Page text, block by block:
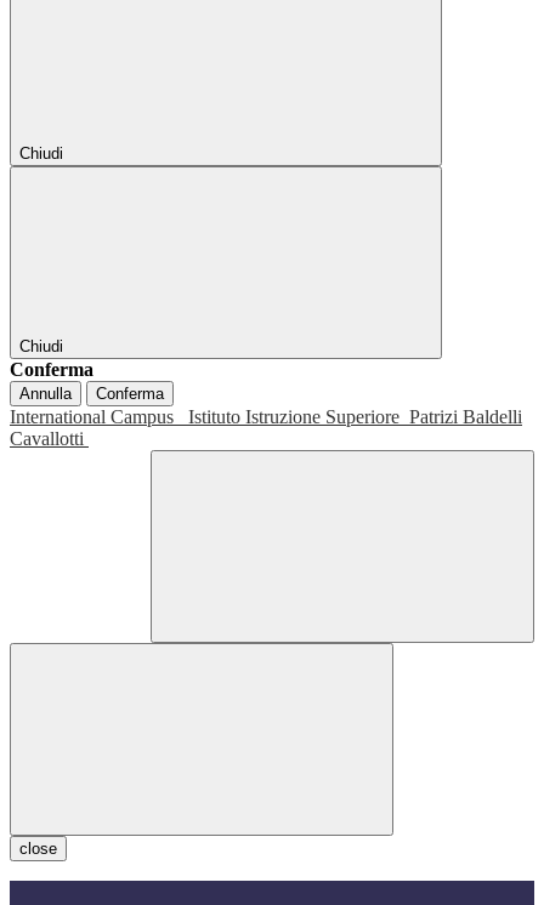
Chiudi
Chiudi
Conferma
Annulla Conferma
International Campus Istituto Istruzione Superiore Patrizi Baldelli
Cavallotti
close